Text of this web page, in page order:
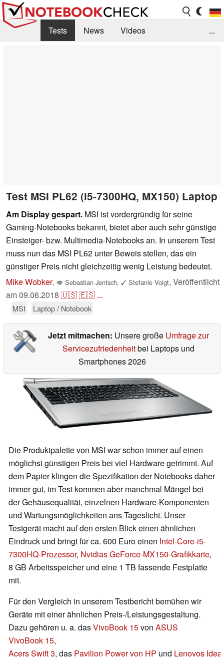
Tests News
Videos
...
Test MSI PL62 (i5-7300HQ, MX150) Laptop
Am Display gespart. MSI ist vordergründig für seine
Gaming-Notebooks bekannt, bietet aber auch sehr günstige
Einsteiger- bzw. Multimedia-Notebooks an. In unserem Test
muss nun das MSI PL62 unter Beweis stellen, das ein
günstiger Preis nicht gleichzeitig wenig Leistung bedeutet.
Mike Wobker, 👁 Sebastian Jentsch, ✓ Stefanie Voigt, Veröffentlicht
am09.06.2018 🇺🇸🇪🇸 ...
MSI Laptop / Notebook
Jetzt mitmachen: Unsere große Umfrage zur
Servicezufriedenheitbei Laptops und
Smartphones 2026
Die Produktpalette von MSI war schon immer auf einen
möglichst günstigen Preis bei viel Hardware getrimmt. Auf
dem Papier klingen die Spezifikation der Notebooks daher
immer gut, im Test kommen aber manchmal Mängel bei
der Gehäusequalität, einzelnen Hardware-Komponenten
und Wartungsmöglichkeiten ans Tageslicht. Unser
Testgerät macht auf den ersten Blick einen ähnlichen
Eindruck und bringt für ca. 600 Euro einen Intel-Core-i5-
7300HQ-Prozessor, Nvidias GeForce-MX150-Grafikkarte,
8 GB Arbeitsspeicher und eine 1 TB fassende Festplatte
mit.
Für den Vergleich in unserem Testbericht bemühen wir
Geräte mit einer ähnlichen Preis-/Leistungsgestaltung.
Dazu gehören u. a. dasVivoBook 15von ASUS
VivoBook 15,
Acers Swift 3, das Pavilion Powervon HP und Lenovos